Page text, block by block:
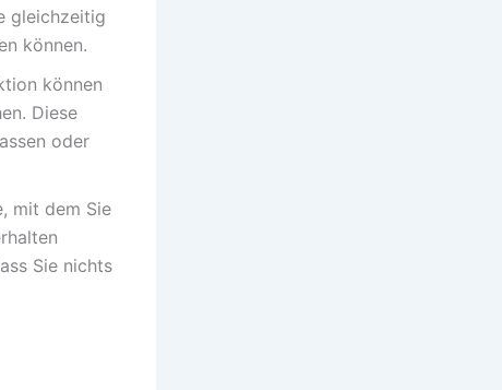
gleichzeitig
können.
können
Diese
oder
mit dem Sie
Sie nichts